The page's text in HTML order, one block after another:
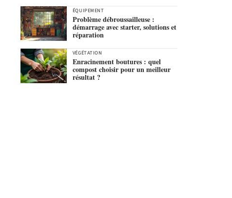
ÉQUIPEMENT
Problème débroussailleuse :
démarrage avec starter, solutions et
réparation
VÉGÉTATION
Enracinement boutures : quel
compost choisir pour un meilleur
résultat ?